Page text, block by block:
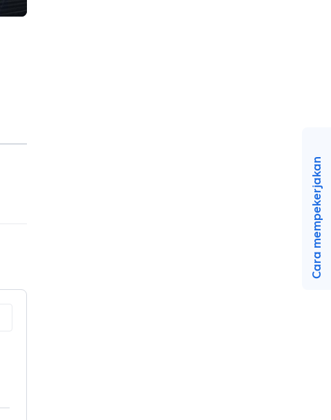
Cara mempekerjakan